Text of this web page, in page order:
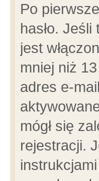
Po
hasło.
jest
mniej niż
adres e-
mógł się
rejestracji.